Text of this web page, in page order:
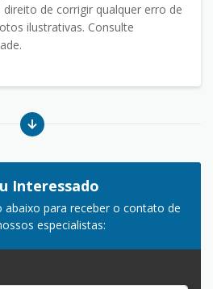
direito de corrigir qualquer erro de
ilustrativas. Consulte
Interessado
abaixo para receber o contato de
especialistas: